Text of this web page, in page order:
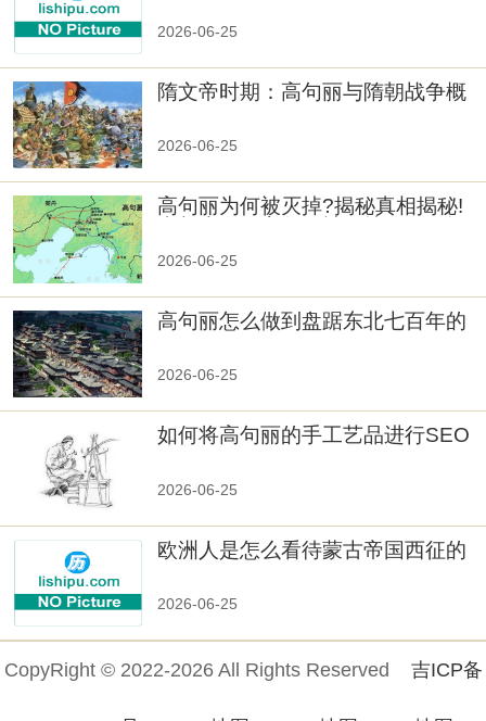
2026-06-25
隋文帝时期：高句丽与隋朝战争概
2026-06-25
高句丽为何被灭掉?揭秘真相揭秘!
2026-06-25
高句丽怎么做到盘踞东北七百年的
2026-06-25
如何将高句丽的手工艺品进行SEO
2026-06-25
欧洲人是怎么看待蒙古帝国西征的
2026-06-25
CopyRight © 2022-2026 All Rights Reserved 吉ICP备